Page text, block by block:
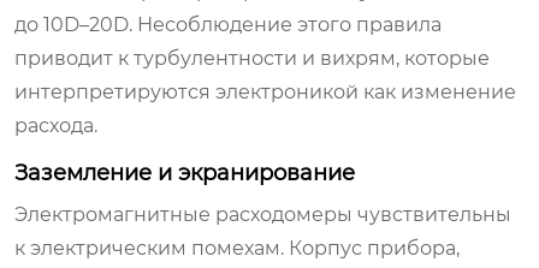
до 10D–20D. Несоблюдение этого правила
приводит к турбулентности и вихрям, которые
интерпретируются электроникой как изменение
расхода.
Заземление и экранирование
Электромагнитные расходомеры чувствительны
к электрическим помехам. Корпус прибора,